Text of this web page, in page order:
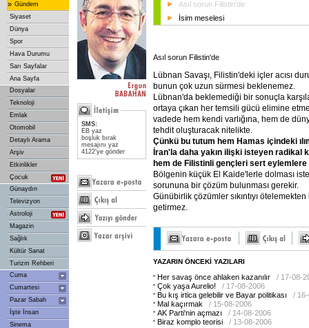
» Gündem
Siyaset
Dünya
Spor
Hava Durumu
Sarı Sayfalar
Ana Sayfa
Dosyalar
Teknoloji
Emlak
Otomobil
Detaylı Arama
Arşiv
Etkinlikler
Çocuk
Günaydın
Televizyon
Astroloji
Magazin
Sağlık
Kültür Sanat
Turizm Rehberi
Cuma
Cumartesi
Pazar Sabah
İşte İnsan
Sinema
SMS:
EB yaz
boşluk bırak
mesajını yaz
4122'ye gönder
Asıl sorun Filistin'de
İsim meselesi
Asıl sorun Filistin'de
Lübnan Savaşı, Filistin'deki içler acısı
bunun çok uzun sürmesi beklenemez.
Lübnan'da beklemediği bir sonuçla
ortaya çıkan her temsili gücü elimine
vadede hem kendi varlığına, hem de
tehdit oluşturacak nitelikte.
Çünkü bu tutum hem Hamas içindeki
İran'la daha yakın ilişki isteyen radikal
hem de Filistinli gençleri sert eylemlere
Bölgenin küçük El Kaide'lerle dolması
sorununa bir çözüm bulunması gerekir.
Günübirlik çözümler sıkıntıyı
getirmez.
YAZARIN ÖNCEKİ YAZILARI
Her savaş önce ahlaken kazanılır
/ 17-08-
Çok yaşa Aurelio!
/ 17-08-2006
Bu kış irtica gelebilir ve Bayar politikası
/
Mal kaçırmak
/ 15-08-2006
AK Parti'nin açmazı
/ 14-08-2006
Biraz komplo teorisi
/ 13-08-2006